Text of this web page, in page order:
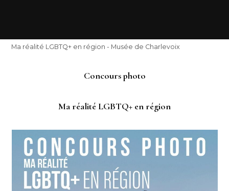
Ma réalité LGBTQ+ en région - Musée de Charlevoix
Concours photo
Ma réalité LGBTQ+ en région